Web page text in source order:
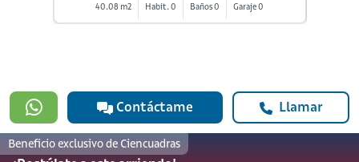
Contáctame Llamar
Beneficio exclusivo de Ciencuadras
40.08 m2 Habit. 0 Baños 0 Garaje 0